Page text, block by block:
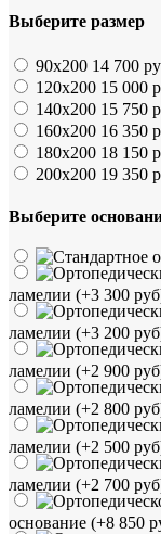
Выберите размер
90х200 14 700
120х200 15 000
140х200 15 750
160х200 16 350
180х200 18 150
200х200 19 350
Выберите
ламелии (+3 300
ламелии (+3 200
ламелии (+2 900
ламелии (+2 800
ламелии (+2 500
ламелии (+2 700
основание (+8 850